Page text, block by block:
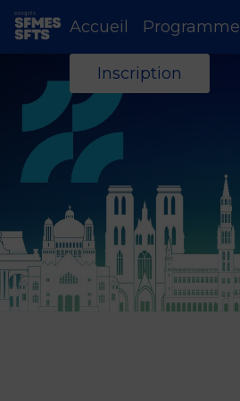
Accueil Programme
Inscription